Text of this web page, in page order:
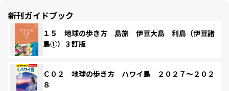
新刊ガイドブック
１５ 地球の歩き方 島旅 伊豆大島 利島（伊豆諸
島①）３訂版
Ｃ０２ 地球の歩き方 ハワイ島 ２０２７～２０２
８